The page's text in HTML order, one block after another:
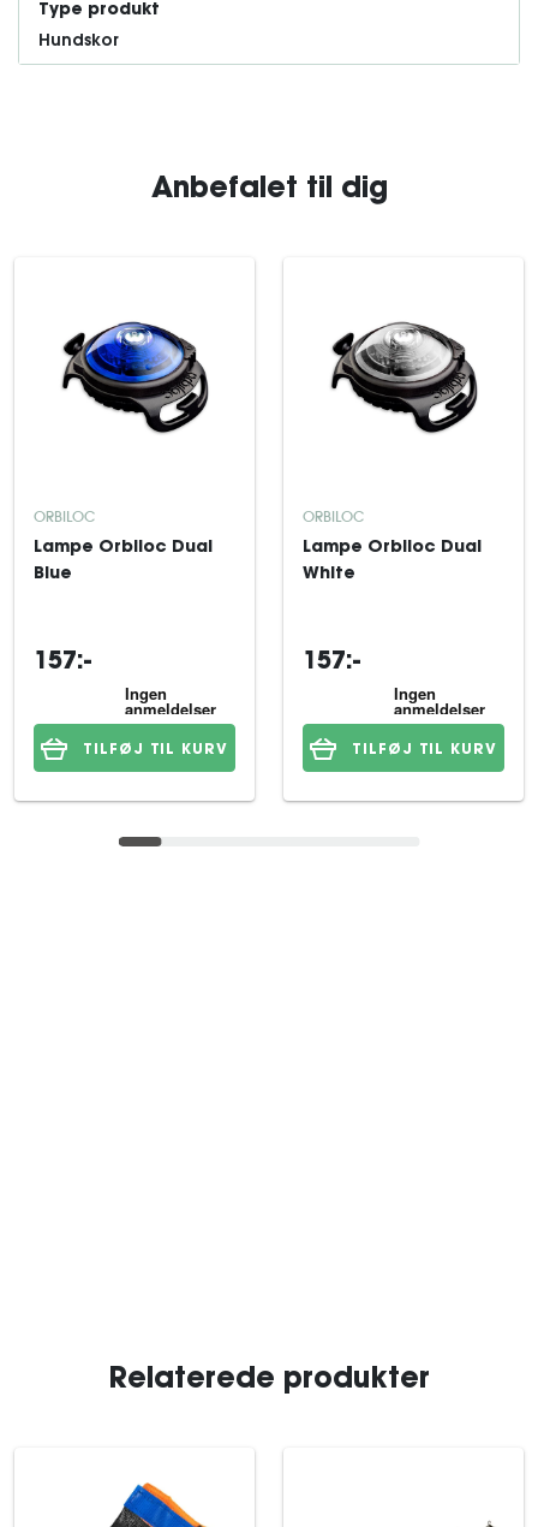
Type produkt
Hundskor
Anbefalet til dig
ORBILOC
Lampe Orbiloc Dual
Blue
157:-
TILFØJ TIL KURV
ORBILOC
Lampe Orbiloc Dual
White
157:-
TILFØJ TIL KURV
Relaterede produkter